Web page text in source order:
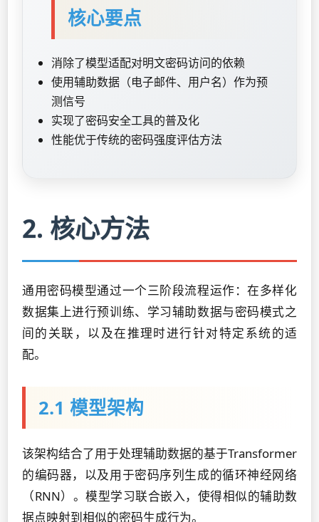
核心要点
消除了模型适配对明文密码访问的依赖
使用辅助数据（电子邮件、用户名）作为预
测信号
实现了密码安全工具的普及化
性能优于传统的密码强度评估方法
2. 核心方法
通用密码模型通过一个三阶段流程运作：在多样化
数据集上进行预训练、学习辅助数据与密码模式之
间的关联，以及在推理时进行针对特定系统的适
配。
2.1 模型架构
该架构结合了用于处理辅助数据的基于Transformer
的编码器，以及用于密码序列生成的循环神经网络
（RNN）。模型学习联合嵌入，使得相似的辅助数
据点映射到相似的密码生成行为。